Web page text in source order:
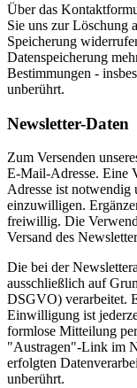
Über das
Sie uns zur Löschung
Speicherung
Datenspeicherung
Bestimmungen -
unberührt.
Newsletter-Daten
Zum Versenden
E-Mail-Adresse. Eine
Adresse ist notwendig
einzuwilligen.
freiwillig. Die
Versand des
Die bei der
ausschließlich auf
DSGVO) verarbeitet.
Einwilligung ist
formlose Mitteilung
"Austragen"-Link im
erfolgten
unberührt.